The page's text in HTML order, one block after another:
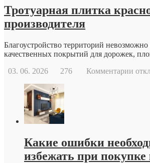
Тротуарная плитка
производителя
Благоустройство территорий невозможно
качественных покрытий для дорожек,
03. 06. 2026
276 Комментарии к
Какие ошибки
избежать при